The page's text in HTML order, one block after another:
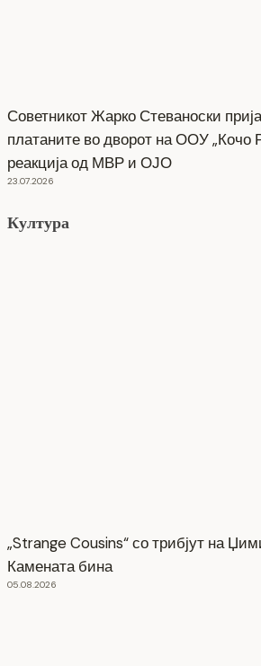
Советникот Жарко Стеваноски
платаните во дворот на ООУ „Кочо
реакција од МВР и ОЈО
23.07.2026
Култура
„Strange Cousins“ со трибјут на
Камената бина
05.08.2026